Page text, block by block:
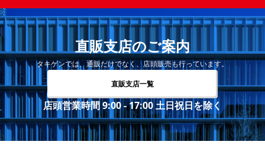
直販支店のご案内
タキゲンでは、通販だけでなく、店頭販売も行っています。
直販支店一覧
店頭営業時間 9:00 - 17:00 土日祝日を除く